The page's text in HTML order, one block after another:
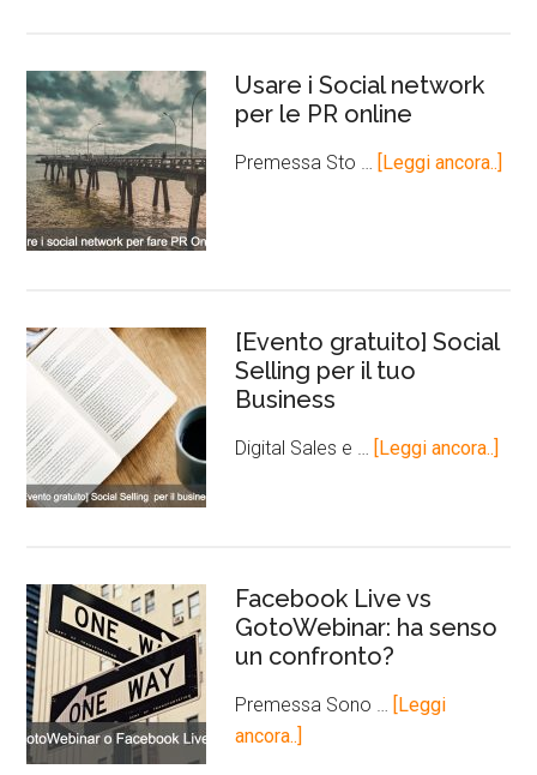
Usare i Social network
per le PR online
Premessa Sto … [Leggi ancora..]
[Evento gratuito] Social
Selling per il tuo
Business
Digital Sales e … [Leggi ancora..]
Facebook Live vs
GotoWebinar: ha senso
un confronto?
Premessa Sono …
[Leggi
ancora..]